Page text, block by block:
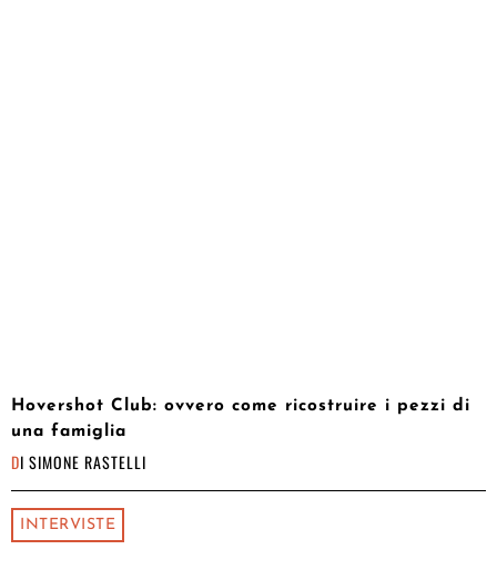
Hovershot Club: ovvero come ricostruire i pezzi di
una famiglia
DI SIMONE RASTELLI
INTERVISTE